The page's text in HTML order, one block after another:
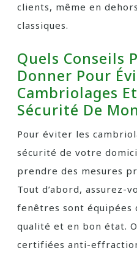
clients, même en
classiques.
Quels Conseils
Donner Pour
Cambriolages
Sécurité De
Pour éviter les
sécurité de votre
prendre des mesures
Tout d’abord, assurez-
fenêtres sont équipées
qualité et en bon état.
certifiées anti-